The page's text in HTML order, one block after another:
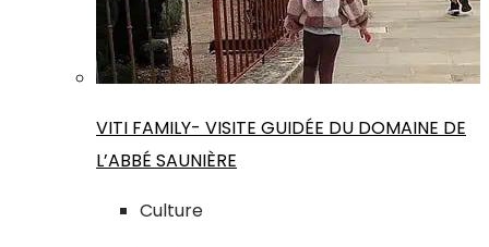
VITI FAMILY- VISITE GUIDÉE DU DOMAINE DE
L’ABBÉ SAUNIÈRE
Culture